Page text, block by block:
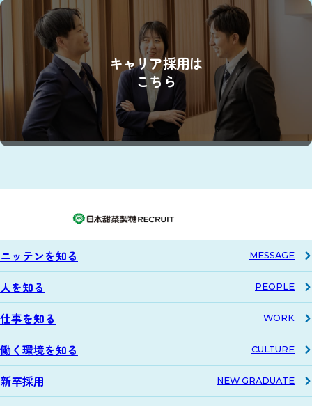
キャリア採用は
こちら
ニッテンを知る MESSAGE
人を知る PEOPLE
仕事を知る WORK
働く環境を知る CULTURE
新卒採用 NEW GRADUATE